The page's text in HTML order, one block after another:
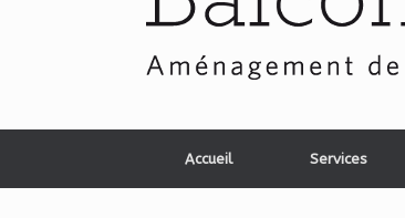
Accueil Services